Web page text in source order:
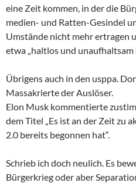
eine Zeit kommen, in der die
medien- und Ratten-Gesindel
Umstände nicht mehr ertragen
etwa „haltlos und
Übrigens auch in den usppa.
Massakrierte der Auslöser.
Elon Musk kommentierte
dem Titel „Es ist an der Zeit zu
2.0 bereits begonnen hat“.
Schrieb ich doch neulich. Es
Bürgerkrieg oder aber